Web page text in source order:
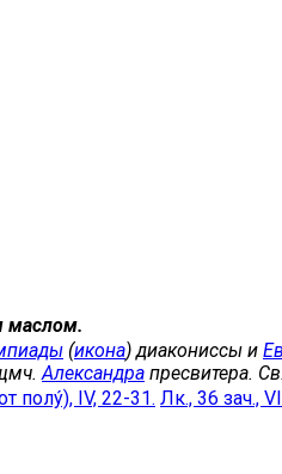
маслом.
(икона) диакониссы и
Александра пресвитера. Св.
полу́), IV, 22-31. Лк., 36 зач.,